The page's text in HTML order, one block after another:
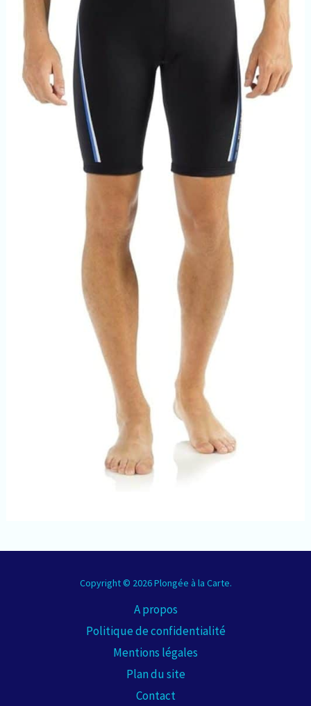
Copyright © 2026 Plongée à la Carte.
A propos
Politique de confidentialité
Mentions légales
Plan du site
Contact